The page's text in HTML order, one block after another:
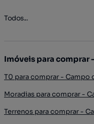
Todos...
Imóveis para comprar
T0 para comprar - Campo
Moradias para comprar -
Terrenos para comprar -